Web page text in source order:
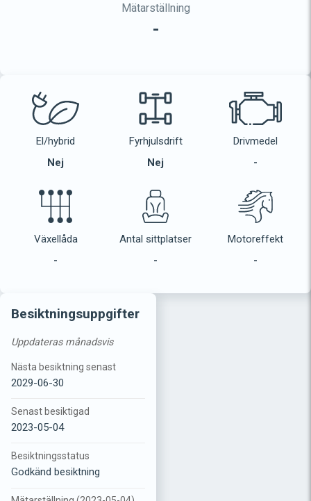
Mätarställning
-
El/hybrid
Nej
Fyrhjulsdrift
Nej
Drivmedel
-
Växellåda
-
Antal sittplatser
-
Motoreffekt
-
Besiktningsuppgifter
Uppdateras månadsvis
Nästa besiktning senast
2029-06-30
Senast besiktigad
2023-05-04
Besiktningsstatus
Godkänd besiktning